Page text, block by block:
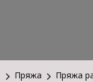
Пряжа Пряжа